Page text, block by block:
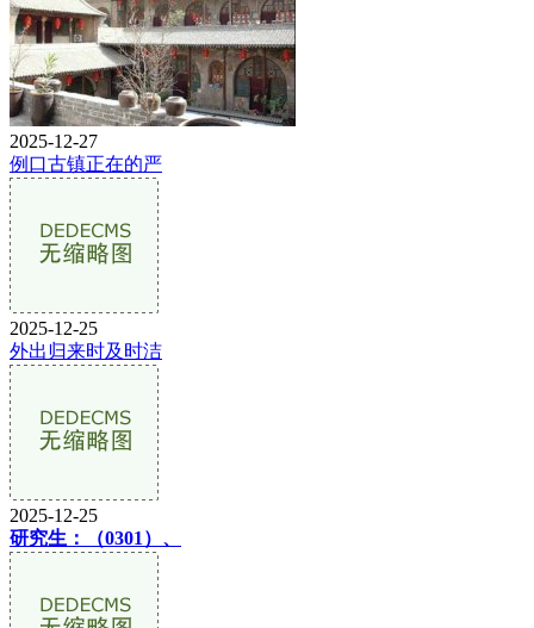
2025-12-27
例口古镇正在的严
2025-12-25
外出归来时及时洁
2025-12-25
研究生：（0301）、